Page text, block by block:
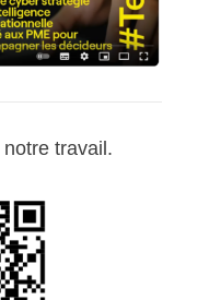
travail.